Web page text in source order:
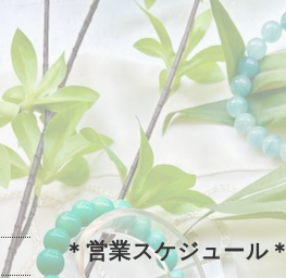
＊営業スケジュール＊